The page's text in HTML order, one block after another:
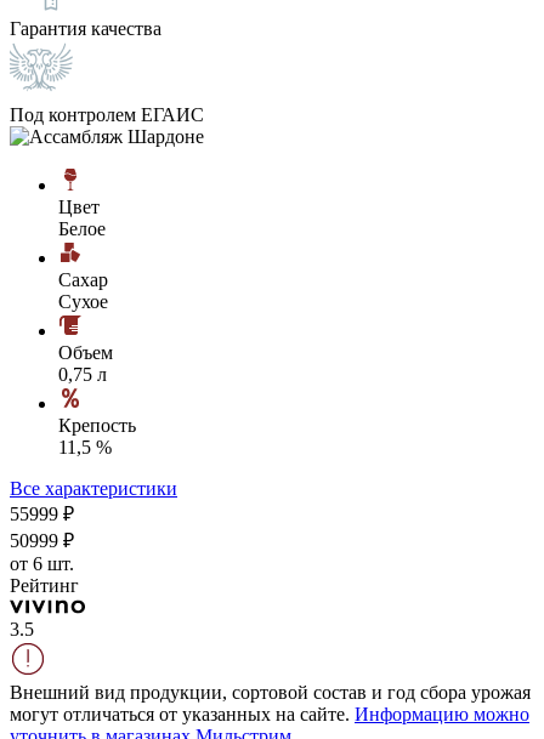
Гарантия качества
Под контролем ЕГАИС
Цвет
Белое
Сахар
Сухое
Объем
0,75 л
Крепость
11,5 %
Все характеристики
55999 ₽
50999 ₽
от 6 шт.
Рейтинг
3.5
Внешний вид продукции, сортовой состав и год сбора урожая
могут отличаться от указанных на сайте. Информацию можно